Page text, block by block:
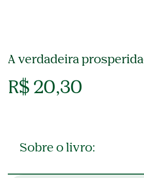
A verdadeira
R$ 20,30
Sobre o livro: